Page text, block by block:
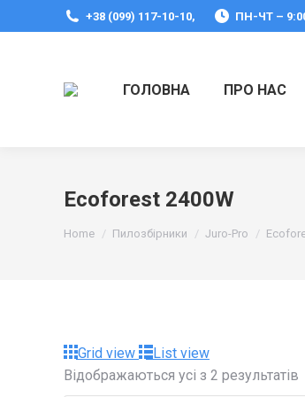
+38 (099) 117-10-10, ПН-ЧТ –
ГОЛОВНА ПРО НАС
Ecoforest 2400W
Home Пилозбірники Juro-Pro
Grid view
List view
Відображаються усі з 2 результатів